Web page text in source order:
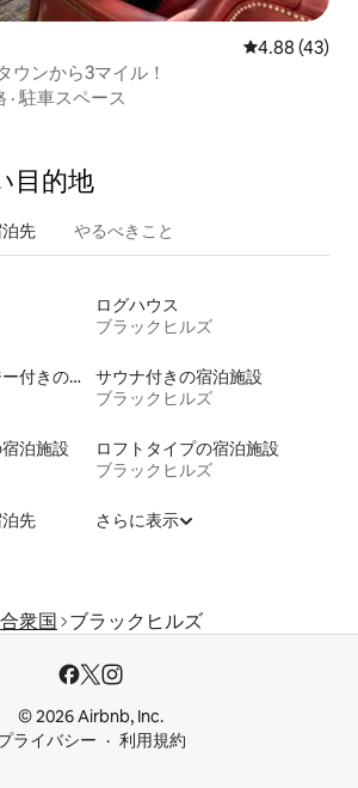
レビュー43
4.88 (43)
ウンから3マイル！
· 駐車スペース
目⁠的⁠地
先 やるべきこと
ログハウス
ブラックヒルズ
露天風呂・ジャグジー付きの宿泊施設
サウナ付きの宿泊施設
ブラックヒルズ
泊施設
ロフトタイプの宿泊施設
ブラックヒルズ
先
さらに表示
衆国 ブラックヒルズ
© 2026 Airbnb, Inc.
ライバシー
利用規約